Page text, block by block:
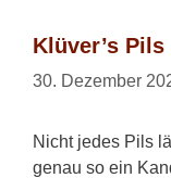
Klüver’s Pils
30. Dezember
Nicht jedes Pils
genau so ein